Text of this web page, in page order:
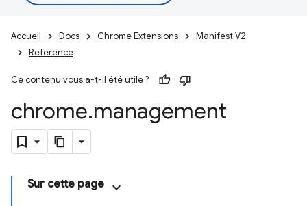
Accueil Docs Chrome Extensions
Manifest V2
Reference
Ce contenu vous a-t-il été utile ?
chrome.management
Sur cette page